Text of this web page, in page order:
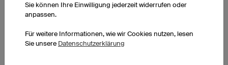
schwer ist, die Grenze zwischen Routine und Ritual zu ziehen.
Die Jungs im Einzelnen haben da schon besondere Sachen.
Aber das ist sehr individuell und sollte hier auch nicht unbedingt
verraten werden ;)
Sie können Ihre Einwilligung jederzeit widerrufen oder
anpassen.
Für weitere Informationen, wie wir Cookies nutzen, lesen
Sie unsere Datenschutzerklärung